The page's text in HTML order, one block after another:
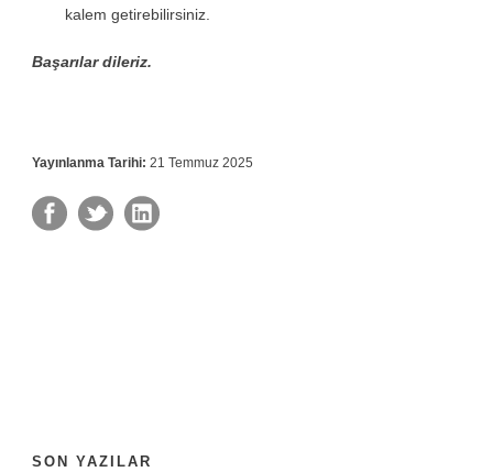
kalem getirebilirsiniz.
Başarılar dileriz.
Yayınlanma Tarihi: 21 Temmuz 2025
SON YAZILAR